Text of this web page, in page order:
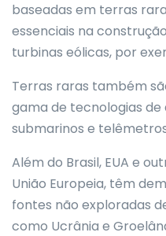
baseadas em terras
essenciais na
turbinas eólicas, por
Terras raras também
gama de tecnologias de
submarinos e
Além do Brasil, EUA e
União Europeia, têm
fontes não exploradas
como Ucrânia e